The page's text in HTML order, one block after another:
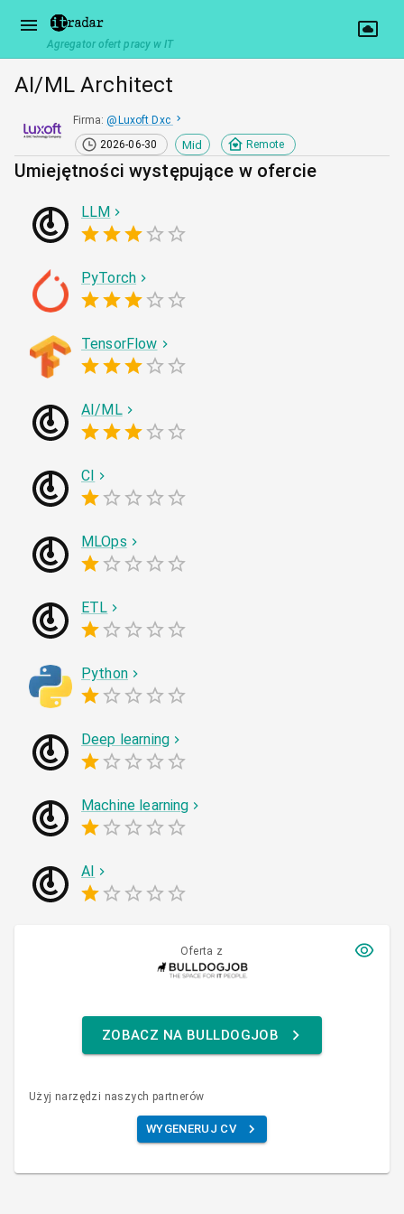
Agregator ofert pracy w IT
AI/ML Architect
Firma: @ Luxoft Dxc
2026-06-30
Mid Remote
Umiejętności występujące w ofercie
LLM
PyTorch
TensorFlow
AI/ML
CI
MLOps
ETL
Python
Deep learning
Machine learning
AI
Oferta z
ZOBACZ NA BULLDOGJOB
Użyj narzędzi naszych partnerów
WYGENERUJ CV